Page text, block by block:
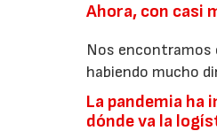
Ahora, con casi
Nos encontramos
habiendo mucho
La pandemia ha
dónde va la